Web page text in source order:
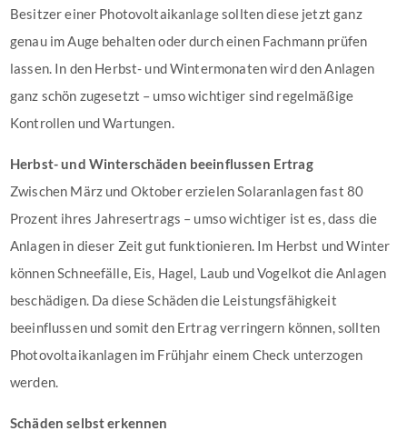
Besitzer einer Photovoltaikanlage sollten diese jetzt ganz
genau im Auge behalten oder durch einen Fachmann prüfen
lassen. In den Herbst- und Wintermonaten wird den Anlagen
ganz schön zugesetzt – umso wichtiger sind regelmäßige
Kontrollen und Wartungen.
Herbst- und Winterschäden beeinflussen Ertrag
Zwischen März und Oktober erzielen Solaranlagen fast 80
Prozent ihres Jahresertrags – umso wichtiger ist es, dass die
Anlagen in dieser Zeit gut funktionieren. Im Herbst und Winter
können Schneefälle, Eis, Hagel, Laub und Vogelkot die Anlagen
beschädigen. Da diese Schäden die Leistungsfähigkeit
beeinflussen und somit den Ertrag verringern können, sollten
Photovoltaikanlagen im Frühjahr einem Check unterzogen
werden.
Schäden selbst erkennen